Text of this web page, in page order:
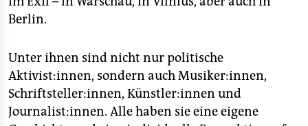
Berlin.
Unter ihnen sind nicht nur politische
Aktivist:innen, sondern auch Musiker:innen,
Schriftsteller:innen, Künstler:innen und
Journalist:innen. Alle haben sie eine eigene